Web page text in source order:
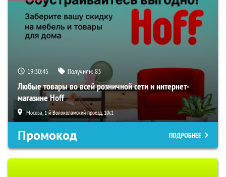
19:30:44 Получили:83
Любые товары во всей розничной сети и интернет-
магазине Hoff
Москва, 1-й Волоколамский проезд, 10с1
Промокод ПОДРОБНЕЕ